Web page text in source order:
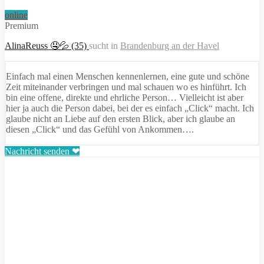
online
Premium
AlinaReuss 🤤💦 (35) sucht in Brandenburg an der Havel
Einfach mal einen Menschen kennenlernen, eine gute und schöne
Zeit miteinander verbringen und mal schauen wo es hinführt. Ich
bin eine offene, direkte und ehrliche Person… Vielleicht ist aber
hier ja auch die Person dabei, bei der es einfach „Click“ macht. Ich
glaube nicht an Liebe auf den ersten Blick, aber ich glaube an
diesen „Click“ und das Gefühl von Ankommen….
Nachricht senden ❤